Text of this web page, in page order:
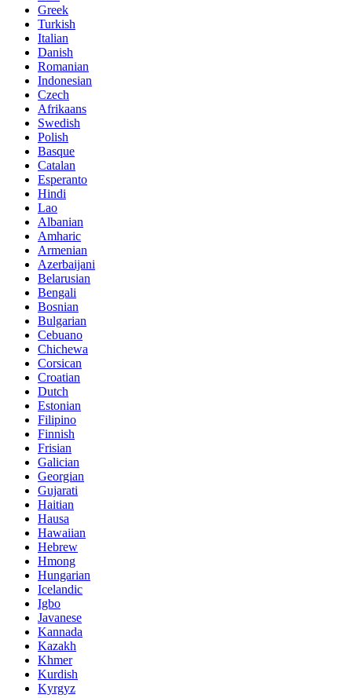
Greek
Turkish
Italian
Danish
Romanian
Indonesian
Czech
Afrikaans
Swedish
Polish
Basque
Catalan
Esperanto
Hindi
Lao
Albanian
Amharic
Armenian
Azerbaijani
Belarusian
Bengali
Bosnian
Bulgarian
Cebuano
Chichewa
Corsican
Croatian
Dutch
Estonian
Filipino
Finnish
Frisian
Galician
Georgian
Gujarati
Haitian
Hausa
Hawaiian
Hebrew
Hmong
Hungarian
Icelandic
Igbo
Javanese
Kannada
Kazakh
Khmer
Kurdish
Kyrgyz